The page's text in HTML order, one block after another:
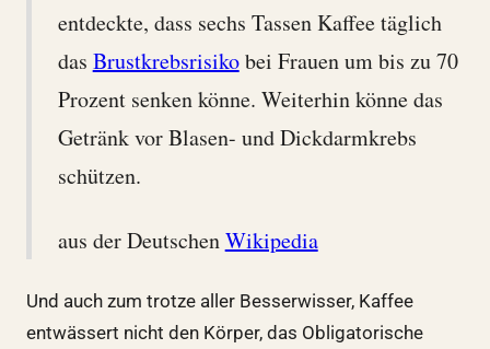
entdeckte, dass sechs Tassen Kaffee täglich
das Brustkrebsrisikobei Frauen um bis zu 70
Prozent senken könne. Weiterhin könne das
Getränk vor Blasen- und Dickdarmkrebs
schützen.
aus der DeutschenWikipedia
Und auch zum trotze aller Besserwisser, Kaffee
entwässert nicht den Körper, das Obligatorische